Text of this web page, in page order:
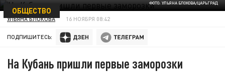
ФОТО: УЛЬЯНА БЛОКОВА/ЦАРЬГРАД
ОБЩЕСТВО
УЛЬЯНА БЛОКОВА 16 НОЯБРЯ 08:42
ПОДПИШИТЕСЬ:
На Кубань пришли первые заморозки